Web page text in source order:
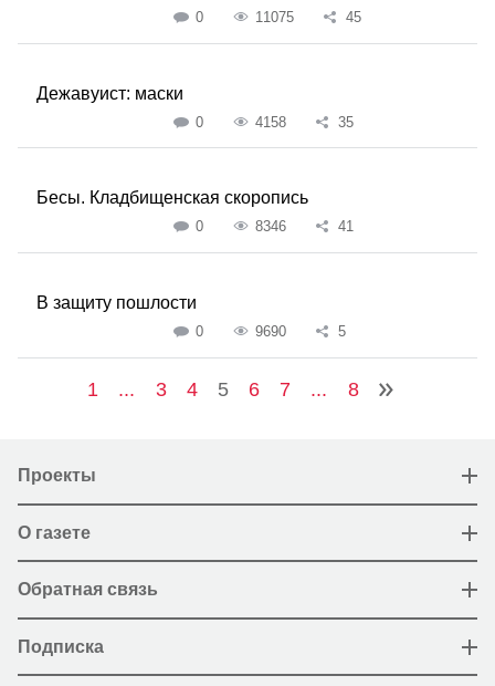
0 11075 45
Дежавуист: маски
0 4158 35
Бесы. Кладбищенская скоропись
0 8346 41
В защиту пошлости
0 9690 5
1 ... 3 4 5 6 7 ... 8
Проекты
О газете
Обратная связь
Подписка